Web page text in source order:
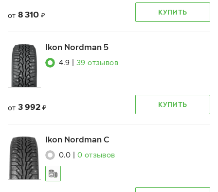
от 8 310 ₽ КУПИТЬ
Ikon Nordman 5
4.9 39 отзывов
от 3 992 ₽ КУПИТЬ
Ikon Nordman C
0.0 0 отзывов